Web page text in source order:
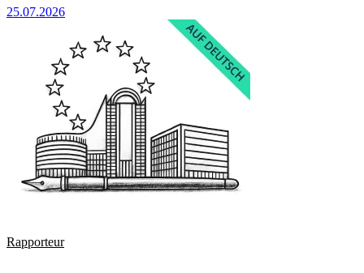
25.07.2026
Rapporteur